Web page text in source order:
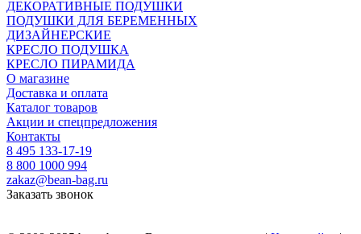
ДЕКОРАТИВНЫЕ ПОДУШКИ
ПОДУШКИ ДЛЯ БЕРЕМЕННЫХ
ДИЗАЙНЕРСКИЕ
КРЕСЛО ПОДУШКА
КРЕСЛО ПИРАМИДА
О магазине
Доставка и оплата
Каталог товаров
Акции и спецпредложения
Контакты
8 495 133-17-19
8 800 1000 994
zakaz@bean-bag.ru
Заказать звонок